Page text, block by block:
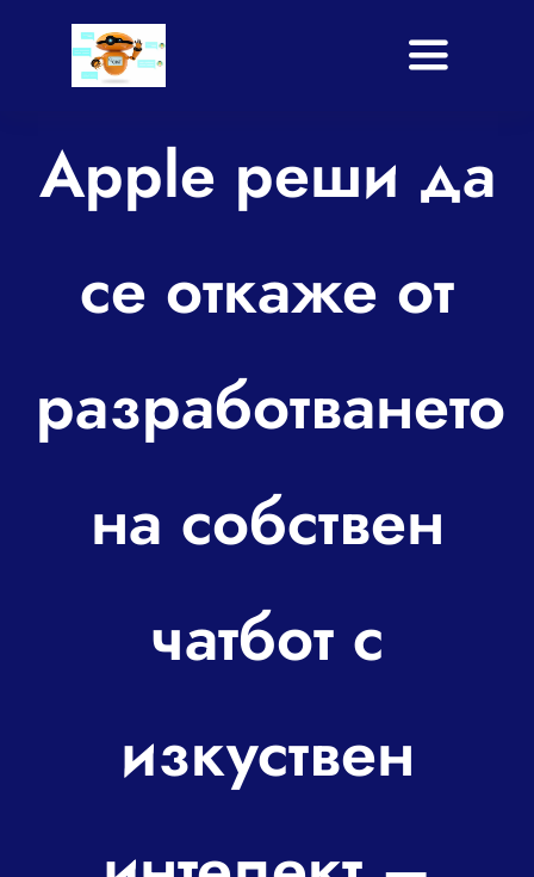
Toggle
Услуги
Приложение
Блог
За контакт
Apple реши да
се откаже от
разработването
на собствен
чатбот с
изкуствен